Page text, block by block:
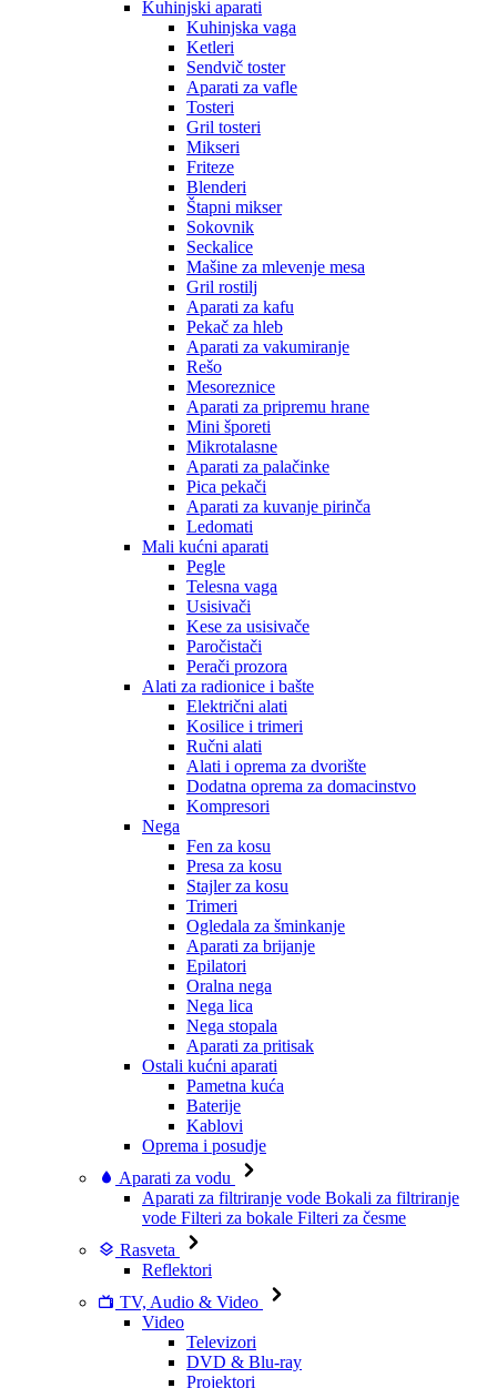
Kuhinjski aparati
Kuhinjska vaga
Ketleri
Sendvič toster
Aparati za vafle
Tosteri
Gril tosteri
Mikseri
Friteze
Blenderi
Štapni mikser
Sokovnik
Seckalice
Mašine za mlevenje mesa
Gril rostilj
Aparati za kafu
Pekač za hleb
Aparati za vakumiranje
Rešo
Mesoreznice
Aparati za pripremu hrane
Mini šporeti
Mikrotalasne
Aparati za palačinke
Pica pekači
Aparati za kuvanje pirinča
Ledomati
Mali kućni aparati
Pegle
Telesna vaga
Usisivači
Kese za usisivače
Paročistači
Perači prozora
Alati za radionice i bašte
Električni alati
Kosilice i trimeri
Ručni alati
Alati i oprema za dvorište
Dodatna oprema za domacinstvo
Kompresori
Nega
Fen za kosu
Presa za kosu
Stajler za kosu
Trimeri
Ogledala za šminkanje
Aparati za brijanje
Epilatori
Oralna nega
Nega lica
Nega stopala
Aparati za pritisak
Ostali kućni aparati
Pametna kuća
Baterije
Kablovi
Oprema i posudje
Aparati za vodu
Aparati za filtriranje vode Bokali za filtriranje
vode Filteri za bokale Filteri za česme
Rasveta
Reflektori
TV, Audio & Video
Video
Televizori
DVD & Blu-ray
Projektori